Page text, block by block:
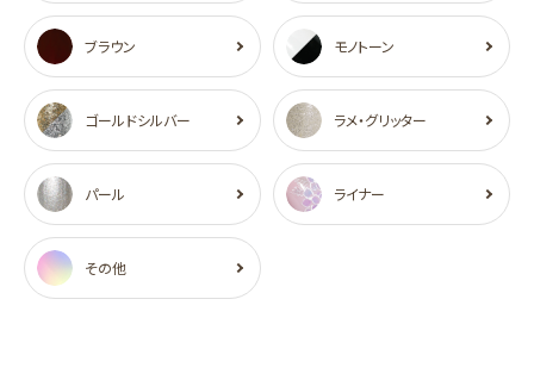
ブラウン モノトーン
ゴールドシルバー ラメ・グリッター
パール ライナー
その他